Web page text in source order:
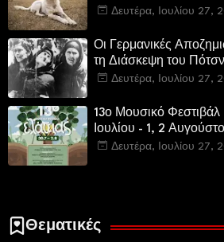
Δευτέρα, Ιουλίου 27,
Οι Γερμανικές
τη Διάσκεψη του
Δευτέρα, Ιουλίου 27,
13ο Μουσικό Φεστιβάλ
Ιουλίου - 1, 2
Δευτέρα, Ιουλίου 27,
Θεματικές